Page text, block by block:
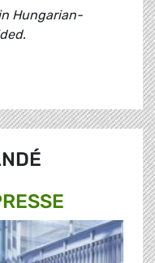
Hungarian-
.